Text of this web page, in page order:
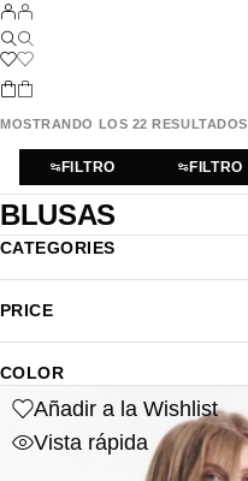
MOSTRANDO LOS 22 RESULTADOS
FILTRO FILTRO
BLUSAS
CATEGORIES
PRICE
COLOR
Añadir a la Wishlist
Vista rápida